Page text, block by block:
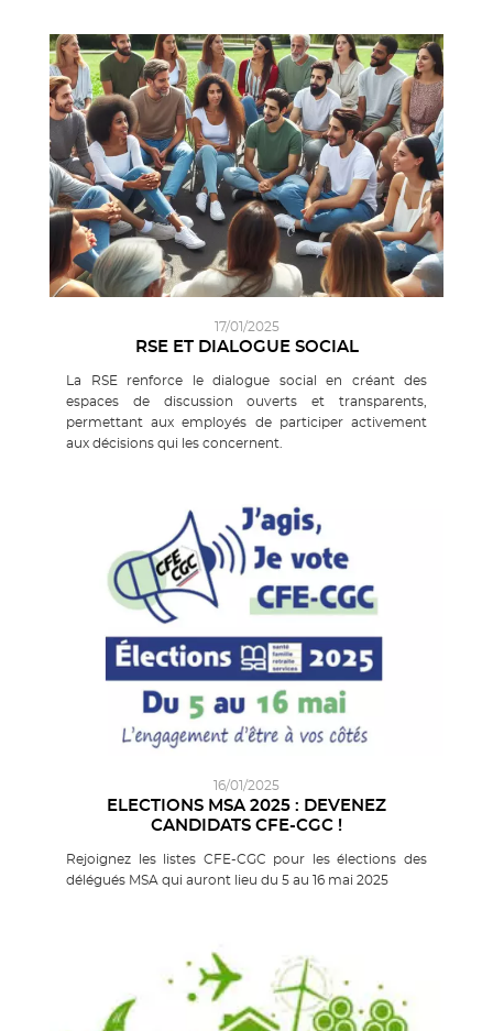
17/01/2025
RSE ET DIALOGUE SOCIAL
La RSE renforce le dialogue social en créant des
espaces de discussion ouverts et transparents,
permettant aux employés de participer activement
aux décisions qui les concernent.
16/01/2025
ELECTIONS MSA 2025 : DEVENEZ
CANDIDATS CFE-CGC !
Rejoignez les listes CFE-CGC pour les élections des
délégués MSA qui auront lieu du 5 au 16 mai 2025